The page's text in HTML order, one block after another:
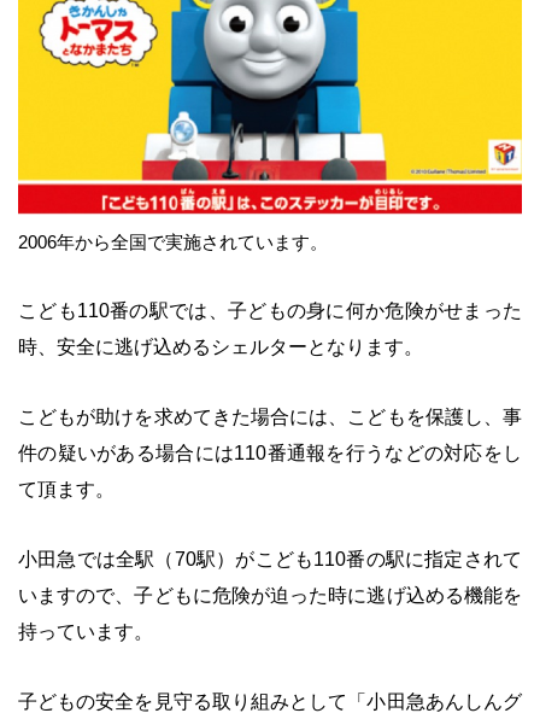
2006年から全国で実施されています。
こども110番の駅では、子どもの身に何か危険がせまった
時、安全に逃げ込めるシェルターとなります。
こどもが助けを求めてきた場合には、こどもを保護し、事
件の疑いがある場合には110番通報を行うなどの対応をし
て頂ます。
小田急では全駅（70駅）がこども110番の駅に指定されて
いますので、子どもに危険が迫った時に逃げ込める機能を
持っています。
子どもの安全を見守る取り組みとして「小田急あんしんグ